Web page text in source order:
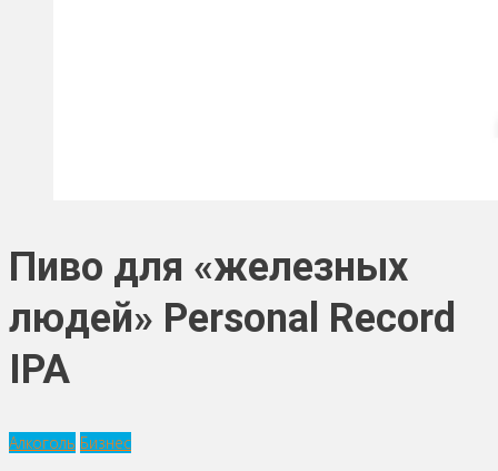
Пиво для «железных
людей» Personal Record
IPA
Алкоголь Бизнес